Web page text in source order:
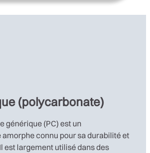
(polycarbonate)
générique (PC) est un
connu pour sa durabilité et
est largement utilisé dans des